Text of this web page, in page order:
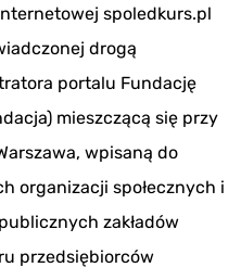
spoledkurs.pl
drogą
portalu Fundację
mieszczącą się przy
wpisaną do
organizacji społecznych i
zakładów
przedsiębiorców